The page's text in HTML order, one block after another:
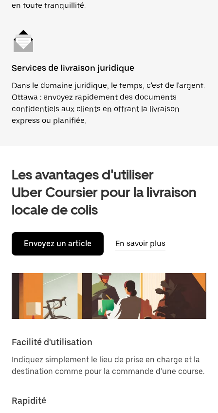
en toute tranquillité.
Services de livraison juridique
Dans le domaine juridique, le temps, c'est de l'argent.
Ottawa : envoyez rapidement des documents
confidentiels aux clients en offrant la livraison
express ou planifiée.
Les avantages d'utiliser
Uber Coursier pour la livraison
locale de colis
Envoyez un article En savoir plus
Facilité d'utilisation
Indiquez simplement le lieu de prise en charge et la
destination comme pour la commande d'une course.
Rapidité